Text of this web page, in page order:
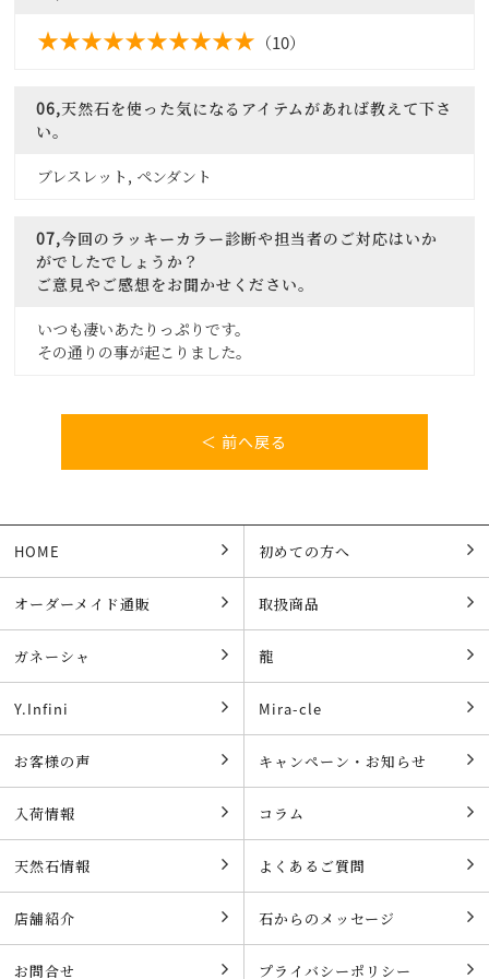
（10）
06,天然石を使った気になるアイテムがあれば教えて下さ
い。
ブレスレット, ペンダント
07,今回のラッキーカラー診断や担当者のご対応はいか
がでしたでしょうか？
ご意見やご感想をお聞かせください。
いつも凄いあたりっぷりです。
その通りの事が起こりました。
＜ 前へ戻る
HOME 初めての方へ
オーダーメイド通販 取扱商品
ガネーシャ 龍
Y.Infini Mira-cle
お客様の声 キャンペーン・お知らせ
入荷情報 コラム
天然石情報 よくあるご質問
店舗紹介 石からのメッセージ
お問合せ プライバシーポリシー